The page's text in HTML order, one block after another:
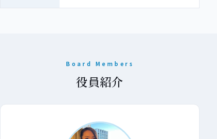
Board Members
役員紹介